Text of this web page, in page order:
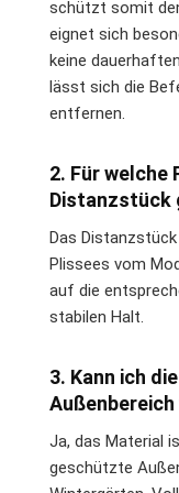
schützt somit
eignet sich
keine
lässt sich die
entfernen.
2. Für
Distanzstück
Das
Plissees vom
auf die
stabilen Halt.
3. Kann ich
Ja, das Material
geschützte